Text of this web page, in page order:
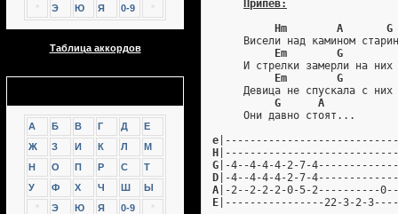
Э Ю Я 0-9
Таблица аккордов
А Б В Г Д
Е
Ж
З И К Л
М
Н
О П Р С
Т
У
Ф Х Ч Ш
Ы
Э Ю Я 0-9
Припев:
Hm        A
Висели над камином
Em        G
И стрелки замерли на них
Em        G
Девица не спускала с
G      A
     Они давно стоят...
e
H
G |-4--4-4-4-2-7-
D |-4--4-4-4-2-7-
A |-2--2-2-2-0-5-2----------
E |----------------22-3-2-